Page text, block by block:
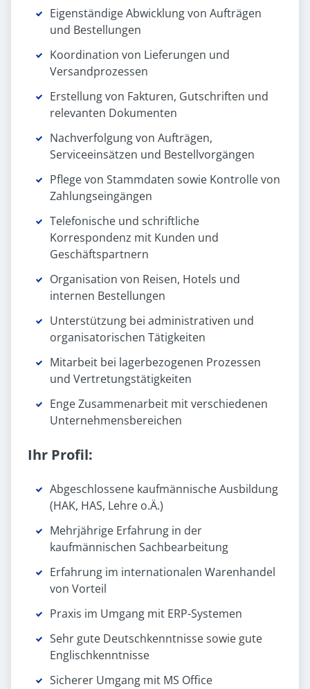
Eigenständige Abwicklung von Aufträgen
und Bestellungen
Koordination von Lieferungen und
Versandprozessen
Erstellung von Fakturen, Gutschriften und
relevanten Dokumenten
Nachverfolgung von Aufträgen,
Serviceeinsätzen und Bestellvorgängen
Pflege von Stammdaten sowie Kontrolle von
Zahlungseingängen
Telefonische und schriftliche
Korrespondenz mit Kunden und
Geschäftspartnern
Organisation von Reisen, Hotels und
internen Bestellungen
Unterstützung bei administrativen und
organisatorischen Tätigkeiten
Mitarbeit bei lagerbezogenen Prozessen
und Vertretungstätigkeiten
Enge Zusammenarbeit mit verschiedenen
Unternehmensbereichen
Ihr Profil:
Abgeschlossene kaufmännische Ausbildung
(HAK, HAS, Lehre o.Ä.)
Mehrjährige Erfahrung in der
kaufmännischen Sachbearbeitung
Erfahrung im internationalen Warenhandel
von Vorteil
Praxis im Umgang mit ERP-Systemen
Sehr gute Deutschkenntnisse sowie gute
Englischkenntnisse
Sicherer Umgang mit MS Office